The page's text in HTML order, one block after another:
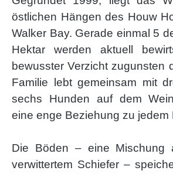
östlichen Hängen des Houw
Walker Bay. Gerade einmal 5
Hektar werden aktuell
bewusster Verzicht zugunsten
Familie lebt gemeinsam mit
sechs Hunden auf dem
eine enge Beziehung zu jedem
Die Böden – eine Mischung
verwittertem Schiefer –